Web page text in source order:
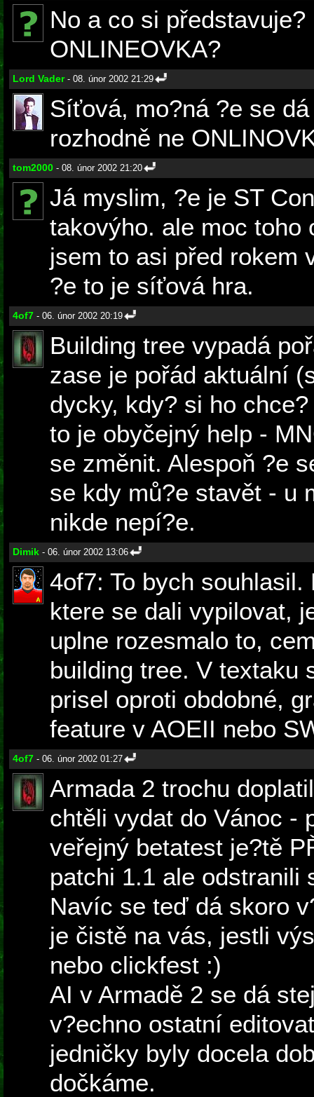
No a co si představuje?
ONLINEOVKA?
Lord Vader- 08. únor 2002 21:29
Síťová, mo?ná ?e se
rozhodně ne
tom2000 - 08. únor 2002 21:20
Já myslim, ?e je ST
takovýho. ale moc toho
jsem to asi před rokem
?e to je síťová hra.
4of7 - 06. únor 2002 20:19
Building tree vypadá
zase je pořád aktuální
dycky, kdy? si ho
to je obyčejný help -
se změnit. Alespoň ?e
se kdy mů?e stavět - u
nikde nepí?e.
Dimik - 06. únor 2002 13:06
4of7: To bych
ktere se dali vypilovat,
uplne rozesmalo to,
building tree. V textaku
prisel oproti obdobné,
feature v AOEII nebo
4of7 - 06. únor 2002 01:27
Armada 2 trochu
chtěli vydat do Vánoc -
veřejný betatest je?tě
patchi 1.1 ale odstranili
Navíc se teď dá skoro
je čistě na vás, jestli
nebo clickfest :)
AI v Armadě 2 se dá
v?echno ostatní
jedničky byly docela
dočkáme.